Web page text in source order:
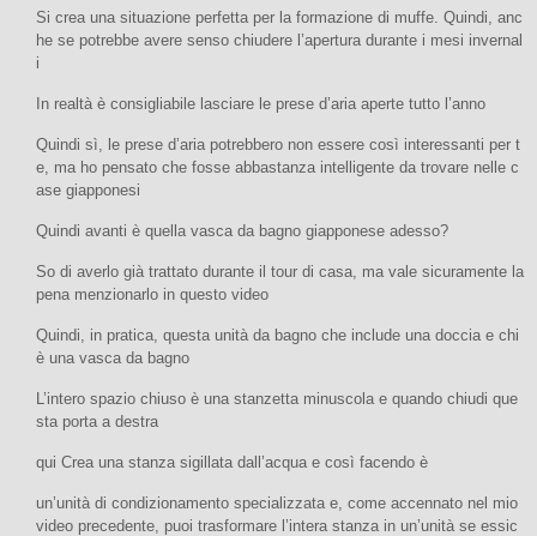
Si crea una situazione perfetta per la formazione di muffe. Quindi, anc
he se potrebbe avere senso chiudere l’apertura durante i mesi invernal
i
In realtà è consigliabile lasciare le prese d’aria aperte tutto l’anno
Quindi sì, le prese d’aria potrebbero non essere così interessanti per t
e, ma ho pensato che fosse abbastanza intelligente da trovare nelle c
ase giapponesi
Quindi avanti è quella vasca da bagno giapponese adesso?
So di averlo già trattato durante il tour di casa, ma vale sicuramente la
pena menzionarlo in questo video
Quindi, in pratica, questa unità da bagno che include una doccia e chi
è una vasca da bagno
L’intero spazio chiuso è una stanzetta minuscola e quando chiudi que
sta porta a destra
qui Crea una stanza sigillata dall’acqua e così facendo è
un’unità di condizionamento specializzata e, come accennato nel mio
video precedente, puoi trasformare l’intera stanza in un’unità se essic